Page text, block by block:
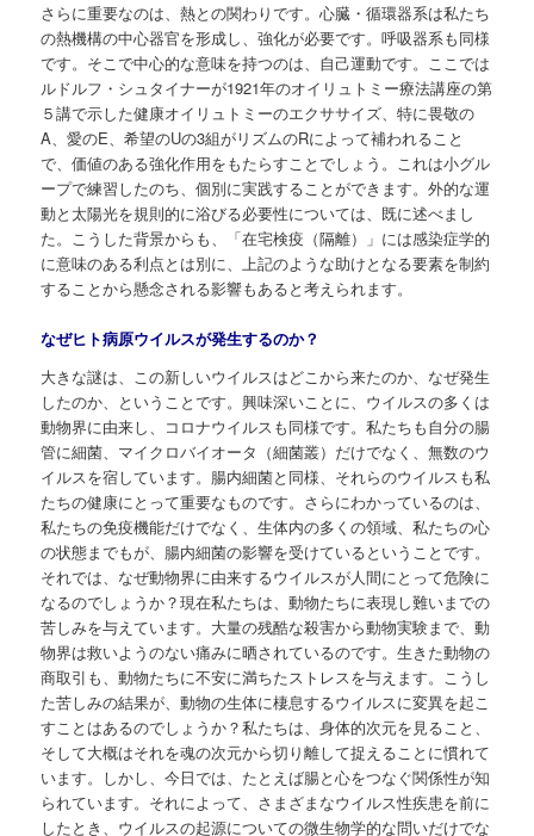
さらに重要なのは、熱との関わりです。心臓・循環器系は私たち
の熱機構の中心器官を形成し、強化が必要です。呼吸器系も同様
です。そこで中心的な意味を持つのは、自己運動です。ここでは
ルドルフ・シュタイナーが1921年のオイリュトミー療法講座の第
５講で示した健康オイリュトミーのエクササイズ、特に畏敬の
A、愛のE、希望のUの3組がリズムのRによって補われること
で、価値のある強化作用をもたらすことでしょう。これは小グル
ープで練習したのち、個別に実践することができます。外的な運
動と太陽光を規則的に浴びる必要性については、既に述べまし
た。こうした背景からも、「在宅検疫（隔離）」には感染症学的
に意味のある利点とは別に、上記のような助けとなる要素を制約
することから懸念される影響もあると考えられます。
なぜヒト病原ウイルスが発生するのか？
大きな謎は、この新しいウイルスはどこから来たのか、なぜ発生
したのか、ということです。興味深いことに、ウイルスの多くは
動物界に由来し、コロナウイルスも同様です。私たちも自分の腸
管に細菌、マイクロバイオータ（細菌叢）だけでなく、無数のウ
イルスを宿しています。腸内細菌と同様、それらのウイルスも私
たちの健康にとって重要なものです。さらにわかっているのは、
私たちの免疫機能だけでなく、生体内の多くの領域、私たちの心
の状態までもが、腸内細菌の影響を受けているということです。
それでは、なぜ動物界に由来するウイルスが人間にとって危険に
なるのでしょうか？現在私たちは、動物たちに表現し難いまでの
苦しみを与えています。大量の残酷な殺害から動物実験まで、動
物界は救いようのない痛みに晒されているのです。生きた動物の
商取引も、動物たちに不安に満ちたストレスを与えます。こうし
た苦しみの結果が、動物の生体に棲息するウイルスに変異を起こ
すことはあるのでしょうか？私たちは、身体的次元を見ること、
そして大概はそれを魂の次元から切り離して捉えることに慣れて
います。しかし、今日では、たとえば腸と心をつなぐ関係性が知
られています。それによって、さまざまなウイルス性疾患を前に
したとき、ウイルスの起源についての微生物学的な問いだけでな